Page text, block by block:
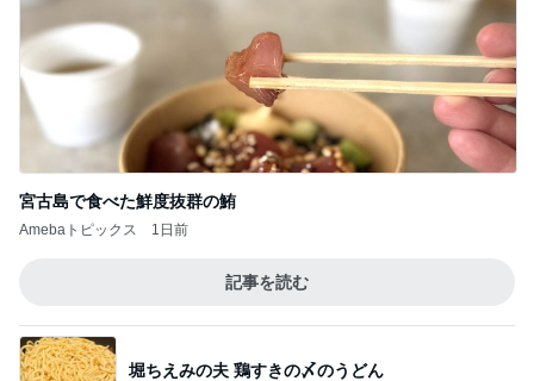
宮古島で食べた鮮度抜群の鮪
Amebaトピックス 1日前
記事を読む
堀ちえみの夫 鶏すきの〆のうどん